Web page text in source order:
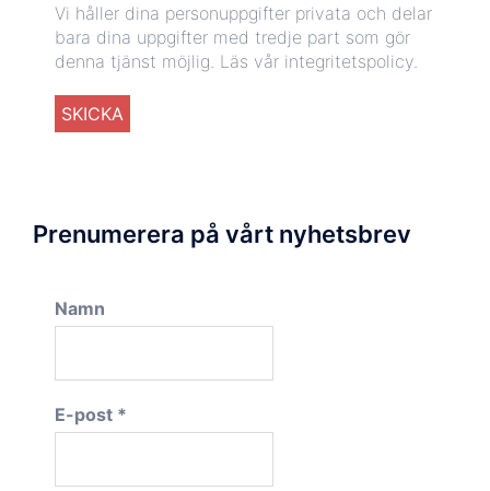
Vi håller dina personuppgifter privata och delar
bara dina uppgifter med tredje part som gör
denna tjänst möjlig. Läs vår integritetspolicy.
Prenumerera på vårt nyhetsbrev
Namn
E-post *